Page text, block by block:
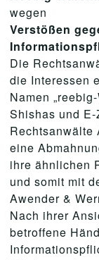
wegen
Verstößen
Die
die Interessen
Namen
Shishas und
Rechtsanwälte
eine
ihre ähnlichen
und somit mit
Awender &
Nach ihrer
betroffene